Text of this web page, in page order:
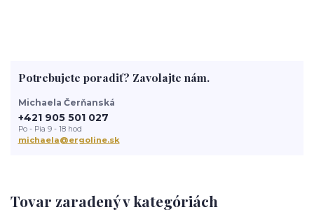
Tovar zaradený v kategóriách
Potrebujete poradiť? Zavolajte nám.
Michaela Čerňanská
+421 905 501 027
Po - Pia 9 - 18 hod
michaela@ergoline.sk